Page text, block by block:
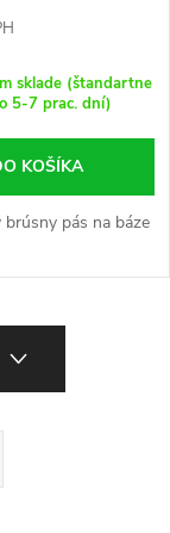
sklade (štandartne
5-7 prac. dní)
KOŠÍKA
brúsny pás na báze